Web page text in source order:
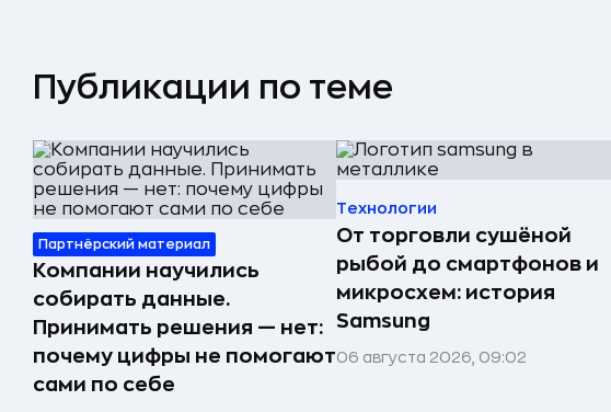
Публикации по теме
Партнёрский материал
Компании научились
собирать данные.
Принимать решения — нет:
почему цифры не помогают
сами по себе
Технологии
От торговли сушёной
рыбой до смартфонов и
микросхем: история
Samsung
06 августа 2026, 09:02